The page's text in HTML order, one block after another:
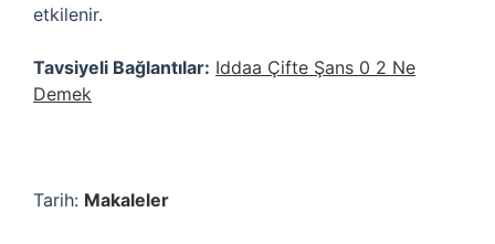
etkilenir.
Tavsiyeli Bağlantılar: Iddaa Çifte Şans 0 2 Ne
Demek
Tarih: Makaleler